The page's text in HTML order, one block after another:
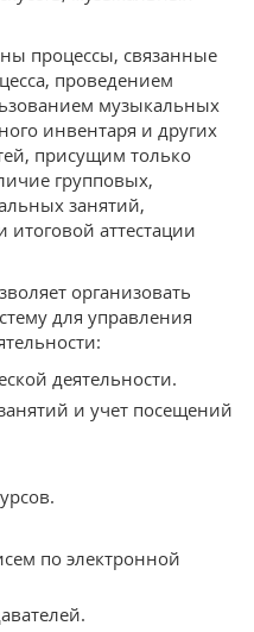
процессы, связанные
проведением
музыкальных
инвентаря и других
присущим только
групповых,
занятий,
аттестации
организовать
для управления
деятельности.
и учет посещений
по электронной